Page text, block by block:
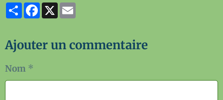
PartagerFacebook
X
Ajouter un commentaire
Nom